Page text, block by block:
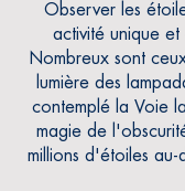
Observer les
activité unique
Nombreux sont
lumière des
contemplé la Voie
magie de
millions d'étoiles au-